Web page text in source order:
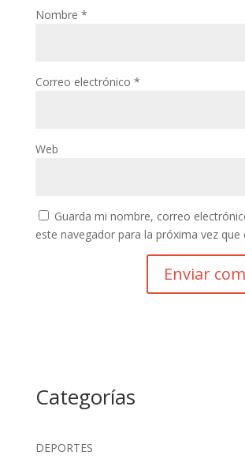
Nombre *
Correo electrónico *
Web
Guarda mi nombre, correo
este navegador para la próxima vez que
Categorías
DEPORTES